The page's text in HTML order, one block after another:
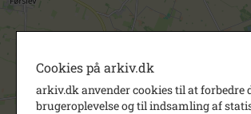
Cookies på arkiv.dk
arkiv.dk anvender cookies til at forbedre
brugeroplevelse og til indsamling af